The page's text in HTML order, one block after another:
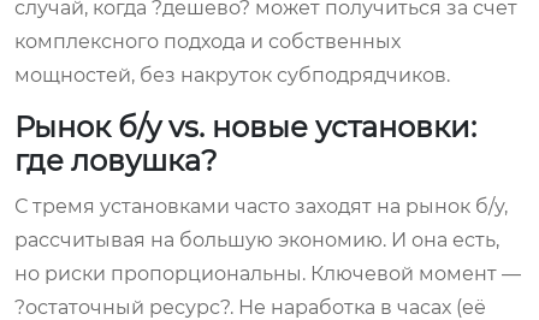
случай, когда ?дешево? может получиться за счет
комплексного подхода и собственных
мощностей, без накруток субподрядчиков.
Рынок б/у vs. новые установки:
где ловушка?
С тремя установками часто заходят на рынок б/у,
рассчитывая на большую экономию. И она есть,
но риски пропорциональны. Ключевой момент —
?остаточный ресурс?. Не наработка в часах (её